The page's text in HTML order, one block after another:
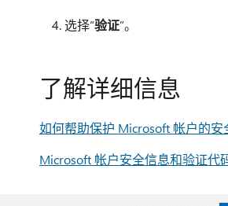
选择“验证”。
了解详细信息
如何帮助保护 Microsoft 帐户的安
Microsoft 帐户安全信息和验证代